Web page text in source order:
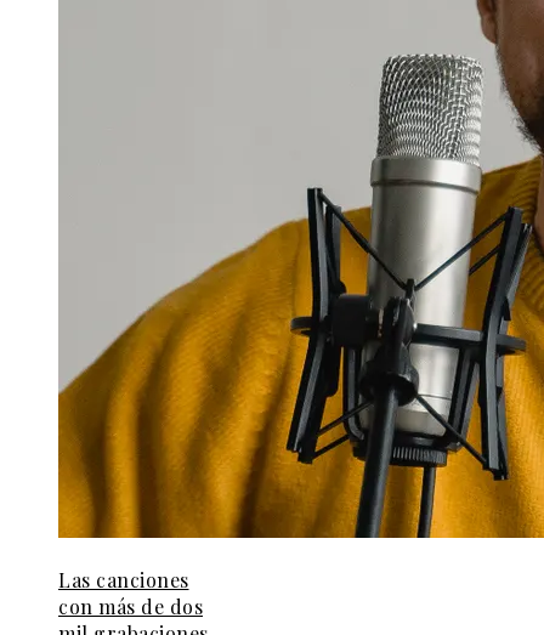
Las canciones
con más de dos